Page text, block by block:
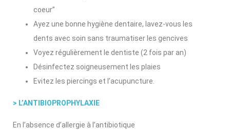
coeur”
Ayez une bonne hygiène dentaire, lavez-vous les
dents avec soin sans traumatiser les gencives
Voyez régulièrement le dentiste (2 fois par an)
Désinfectez soigneusement les plaies
Evitez les piercings et l’acupuncture.
> L’ANTIBIOPROPHYLAXIE
En l’absence d’allergie à l’antibiotique